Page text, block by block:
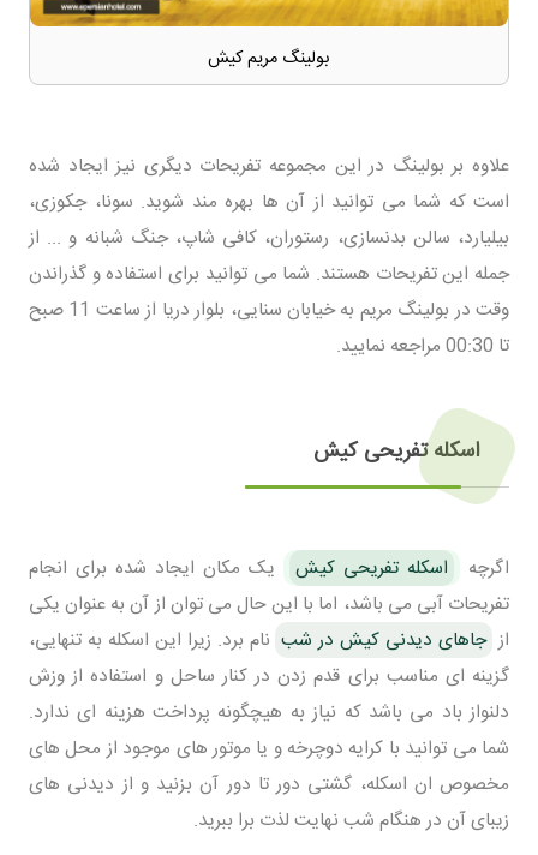
بولینگ مریم کیش
علاوه بر بولینگ در این مجموعه تفریحات دیگری نیز ایجاد شده
است که شما می توانید از آن ها بهره مند شوید. سونا، جکوزی،
بیلیارد، سالن بدنسازی، رستوران، کافی شاپ، جنگ شبانه و ... از
جمله این تفریحات هستند. شما می توانید برای استفاده و گذراندن
وقت در بولینگ مریم به خیابان سنایی، بلوار دریا از ساعت 11 صبح
تا 00:30 مراجعه نمایید.
اسکله تفریحی کیش
اگرچه اسکله تفریحی کیش
یک مکان ایجاد شده برای انجام
تفریحات آبی می باشد، اما با این حال می توان از آن به عنوان یکی
از جاهای دیدنی کیش در شب نام برد. زیرا این اسکله به تنهایی،
گزینه ای مناسب برای قدم زدن در کنار ساحل و استفاده از وزش
دلنواز باد می باشد که نیاز به هیچگونه پرداخت هزینه ای ندارد.
شما می توانید با کرایه دوچرخه و یا موتور های موجود از محل های
مخصوص ان اسکله، گشتی دور تا دور آن بزنید و از دیدنی های
زیبای آن در هنگام شب نهایت لذت برا ببرید.